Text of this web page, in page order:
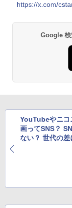
https://x.com/
Google 検
YouTubeやニコ
画ってSNS？
ない？ 世代の差